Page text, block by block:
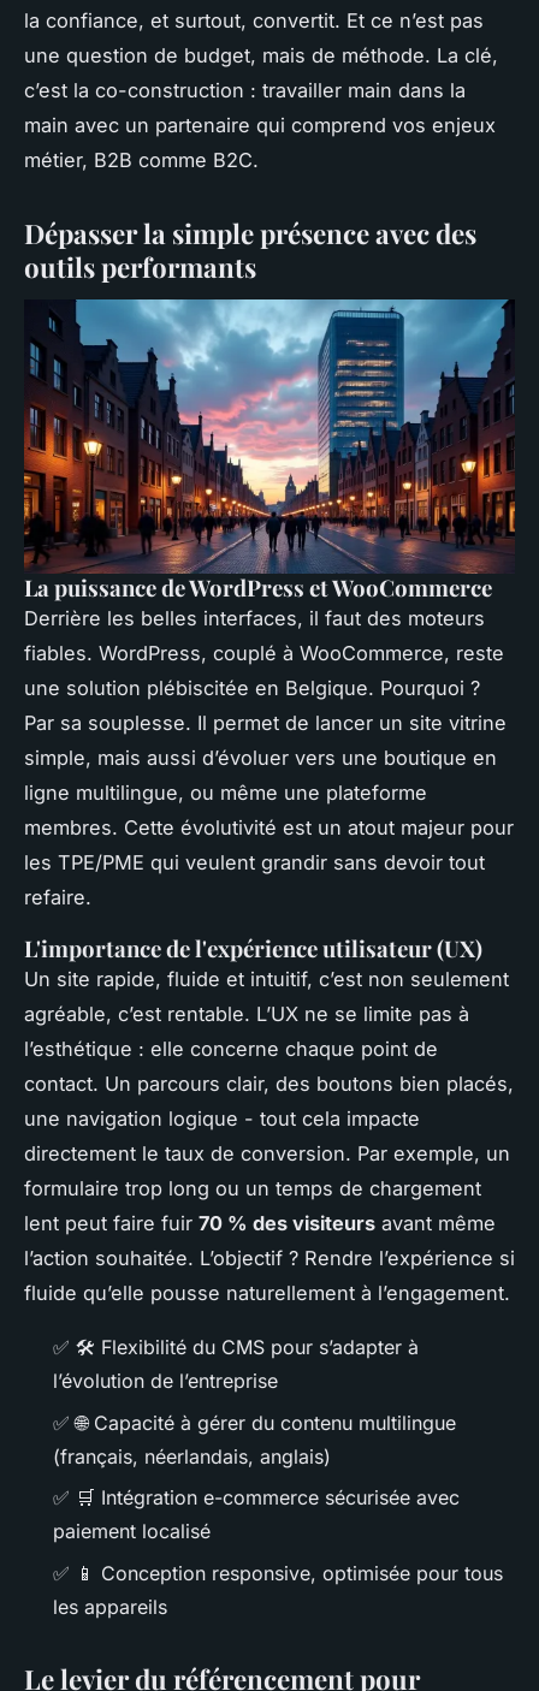
la confiance, et surtout, convertit. Et ce n’est pas
une question de budget, mais de méthode. La clé,
c’est la co-construction : travailler main dans la
main avec un partenaire qui comprend vos enjeux
métier, B2B comme B2C.
Dépasser la simple présence avec des
outils performants
La puissance de WordPress et WooCommerce
Derrière les belles interfaces, il faut des moteurs
fiables. WordPress, couplé à WooCommerce, reste
une solution plébiscitée en Belgique. Pourquoi ?
Par sa souplesse. Il permet de lancer un site vitrine
simple, mais aussi d’évoluer vers une boutique en
ligne multilingue, ou même une plateforme
membres. Cette évolutivité est un atout majeur pour
les TPE/PME qui veulent grandir sans devoir tout
refaire.
L'importance de l'expérience utilisateur (UX)
Un site rapide, fluide et intuitif, c’est non seulement
agréable, c’est rentable. L’UX ne se limite pas à
l’esthétique : elle concerne chaque point de
contact. Un parcours clair, des boutons bien placés,
une navigation logique - tout cela impacte
directement le taux de conversion. Par exemple, un
formulaire trop long ou un temps de chargement
lent peut faire fuir 70 % des visiteurs avant même
l’action souhaitée. L’objectif ? Rendre l’expérience si
fluide qu’elle pousse naturellement à l’engagement.
✅ 🛠️ Flexibilité du CMS pour s’adapter à
l’évolution de l’entreprise
✅🌐Capacité à gérer du contenu multilingue
(français, néerlandais, anglais)
✅ 🛒 Intégration e-commerce sécurisée avec
paiement localisé
✅ 📱 Conception responsive, optimisée pour tous
les appareils
Le levier du référencement pour